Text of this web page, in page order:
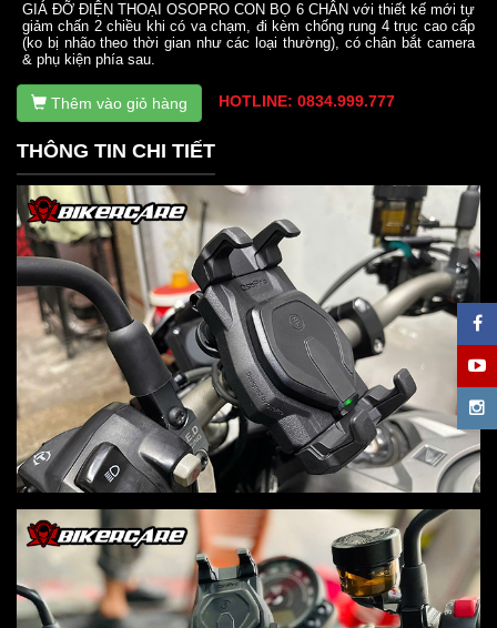
GIÁ ĐỠ ĐIỆN THOẠI OSOPRO CON BỌ 6 CHÂN với thiết kế mới tự
giảm chấn 2 chiều khi có va chạm, đi kèm chống rung 4 trục cao cấp
(ko bị nhão theo thời gian như các loại thường), có chân bắt camera
& phụ kiện phía sau.
Thêm vào giỏ hàng HOTLINE: 0834.999.777
THÔNG TIN CHI TIẾT